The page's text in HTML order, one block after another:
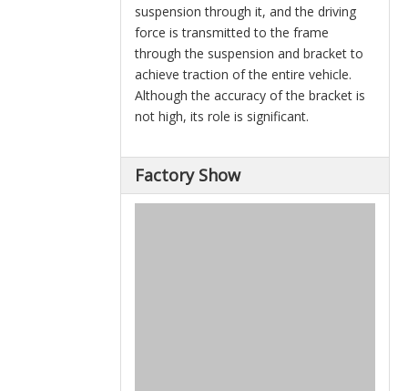
suspension through it, and the driving
force is transmitted to the frame
through the suspension and bracket to
achieve traction of the entire vehicle.
Although the accuracy of the bracket is
not high, its role is significant.
Factory Show